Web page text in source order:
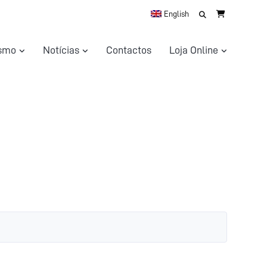
English Search
Notícias Contactos Loja Online